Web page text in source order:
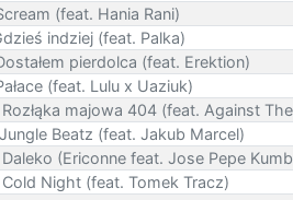
(feat. Hania Rani)
indziej (feat. Palka)
pierdolca (feat. Erektion)
(feat. Lulu x Uaziuk)
Rozłąka majowa 404 (feat. Against
Jungle Beatz (feat. Jakub Marcel)
Daleko (Ericonne feat. Jose Pepe
Cold Night (feat. Tomek Tracz)